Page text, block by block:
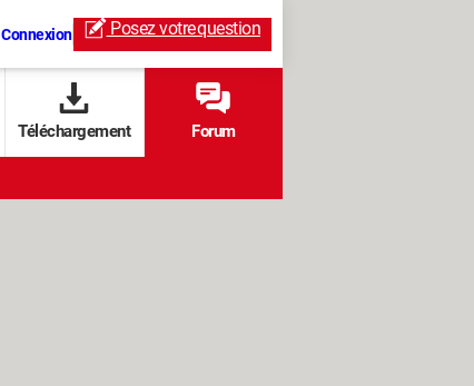
Connexion Posez votrequestion
Téléchargement Forum